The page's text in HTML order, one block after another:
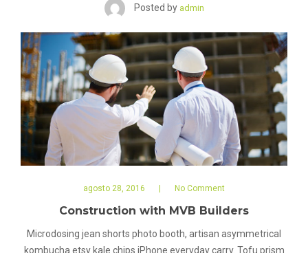
Posted by admin
agosto 28, 2016 No Comment
Construction with MVB Builders
Microdosing jean shorts photo booth, artisan asymmetrical
kombucha etsy kale chips iPhone everyday carry. Tofu prism